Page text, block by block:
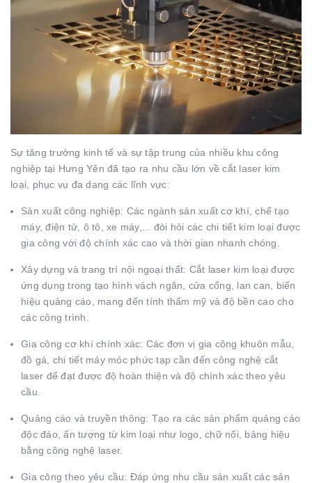
Sự tăng trưởng kinh tế và sự tập trung của nhiều khu công
nghiệp tại Hưng Yên đã tạo ra nhu cầu lớn về cắt laser kim
loại, phục vụ đa dạng các lĩnh vực:
Sản xuất công nghiệp: Các ngành sản xuất cơ khí, chế tạo
máy, điện tử, ô tô, xe máy,... đòi hỏi các chi tiết kim loại được
gia công với độ chính xác cao và thời gian nhanh chóng.
Xây dựng và trang trí nội ngoại thất: Cắt laser kim loại được
ứng dụng trong tạo hình vách ngăn, cửa cổng, lan can, biển
hiệu quảng cáo, mang đến tính thẩm mỹ và độ bền cao cho
các công trình.
Gia công cơ khí chính xác: Các đơn vị gia công khuôn mẫu,
đồ gá, chi tiết máy móc phức tạp cần đến công nghệ cắt
laser để đạt được độ hoàn thiện và độ chính xác theo yêu
cầu.
Quảng cáo và truyền thông: Tạo ra các sản phẩm quảng cáo
độc đáo, ấn tượng từ kim loại như logo, chữ nổi, bảng hiệu
bằng công nghệ laser.
Gia công theo yêu cầu: Đáp ứng nhu cầu sản xuất các sản